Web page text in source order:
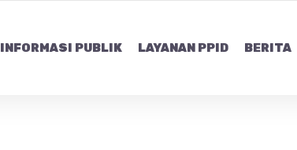
INFORMASI PUBLIK LAYANAN PPID BERITA